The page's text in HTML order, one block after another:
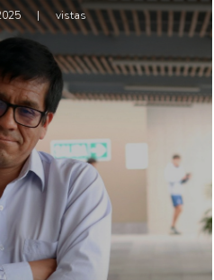
| vistas